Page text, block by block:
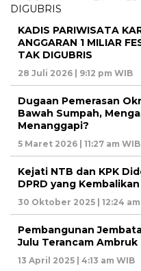
KADIS PARIWISATA
ANGGARAN 1 MILIAR
TAK DIGUBRIS
28 Juli 2026 | 9:12 pm WIB
Dugaan Pemerasan
Bawah Sumpah,
Menanggapi?
5 Maret 2026 | 11:27 am WIB
Kejati NTB dan KPK
DPRD yang
30 Oktober 2025 | 12:24
Pembangunan
Julu Terancam Ambruk
13 April 2025 | 4:13 am WIB